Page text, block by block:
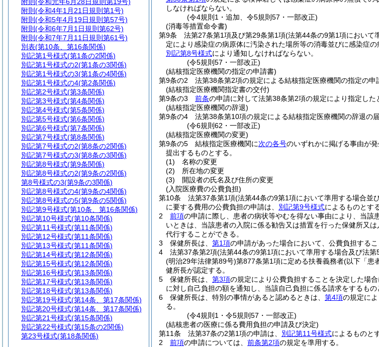
しなければならない。
(令4規則1・追加、令5規則57・一部改正)
(消毒等措置命令書)
第9条
法第27条第1項及び第29条第1項(法第44条の9第1項において
定により感染症の病原体に汚染された場所等の消毒並びに感染症
別記第8号様式により通知しなければならない。
(令5規則57・一部改正)
(結核指定医療機関の指定の申請書)
第9条の2
法第38条第2項の規定による結核指定医療機関の指定の申
(結核指定医療機関指定書の交付)
第9条の3
前条の申請に対して法第38条第2項の規定により指定した
(結核指定医療機関の辞退)
第9条の4
法第38条第10項の規定による結核指定医療機関の辞退の届
(令6規則62・一部改正)
(結核指定医療機関の変更)
第9条の5
結核指定医療機関に次の各号のいずれかに掲げる事由が
提出するものとする。
(1)
名称の変更
(2)
所在地の変更
(3)
開設者の氏名及び住所の変更
(入院医療費の公費負担)
第10条
法第37条第1項(法第44条の9第1項において準用する場合並
に要する費用の公費負担の申請は、 別記第9号様式によるものとする
2
前項の申請に際し、患者の病状等やむを得ない事由により、当該
いときは、当該患者の入院に係る勧告又は措置を行った保健所又
代行することができる。
3
保健所長は、 第1項の申請があった場合において、公費負担するこ
4
法第37条第2項(法第44条の9第1項において準用する場合及び法
(明治29年法律第89号)第877条第1項に定める扶養義務者(以下「患
健所長が認定する。
5
保健所長は、 第3項の規定により公費負担することを決定した場合
に対し自己負担の額を通知し、当該自己負担に係る請求をするもの
6
保健所長は、特別の事情があると認めるときは、 第4項の規定に
る。
(令4規則1・令5規則57・一部改正)
(結核患者の医療に係る費用負担の申請及び決定)
第11条
法第37条の2第1項の申請は、 別記第11号様式によるものと
2
前項の申請については、 前条第2項の規定を準用する。
附則 (令和4年1月21日規則第1号)
附則 (令和5年4月19日規則第57号)
附則 (令和6年7月1日規則第62号)
附則 (令和7年7月11日規則第61号)
別表(第10条、第16条関係)
別記第1号様式(第1条の2関係)
別記第1号様式の2(第1条の3関係)
別記第1号様式の3(第1条の4関係)
別記第1号様式の4(第2条関係)
別記第2号様式(第3条関係)
別記第3号様式(第4条関係)
別記第4号様式(第5条関係)
別記第5号様式(第6条関係)
別記第6号様式(第7条関係)
別記第7号様式(第8条関係)
別記第7号様式の2(第8条の2関係)
別記第7号様式の3(第8条の3関係)
別記第8号様式(第9条関係)
別記第8号様式の2(第9条の2関係)
第8号様式の3(第9条の3関係)
別記第8号様式の4(第9条の4関係)
別記第8号様式の5(第9条の5関係)
別記第9号様式(第10条、第16条関係)
別記第10号様式(第10条関係)
別記第11号様式(第11条関係)
別記第12号様式(第11条関係)
別記第13号様式(第11条関係)
別記第14号様式(第12条関係)
別記第15号様式(第12条関係)
別記第16号様式(第13条関係)
別記第17号様式(第13条関係)
別記第18号様式(第13条関係)
別記第19号様式(第14条、第17条関係)
別記第20号様式(第14条、第17条関係)
別記第21号様式(第15条関係)
別記第22号様式(第15条の2関係)
第23号様式(第18条関係)